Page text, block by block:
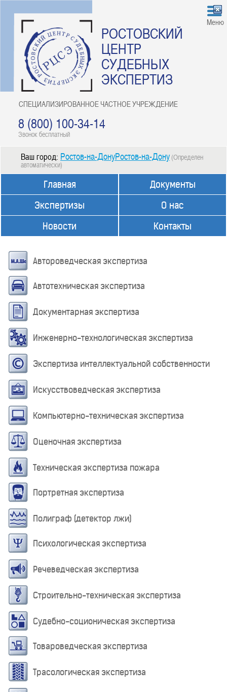
РОСТОВСКИЙ
ЦЕНТР
СУДЕБНЫХ
ЭКСПЕРТИЗ
СПЕЦИАЛИЗИРОВАННОЕ ЧАСТНОЕ УЧРЕЖДЕНИЕ
8 (800) 100-34-14
Звонок бесплатный
Меню
Ваш город: Ростов-на-ДонуРостов-на-Дону (Определен
автоматически)
Главная
Экспертизы
Новости
Документы
О нас
Контакты
Автороведческая экспертиза
Автотехническая экспертиза
Документарная экспертиза
Инженерно-технологическая экспертиза
Экспертиза интеллектуальной собственности
Искусствоведческая экспертиза
Компьютерно-техническая экспертиза
Оценочная экспертиза
Техническая экспертиза пожара
Портретная экспертиза
Полиграф (детектор лжи)
Психологическая экспертиза
Речеведческая экспертиза
Строительно-техническая экспертиза
Судебно-соционическая экспертиза
Товароведческая экспертиза
Трасологическая экспертиза